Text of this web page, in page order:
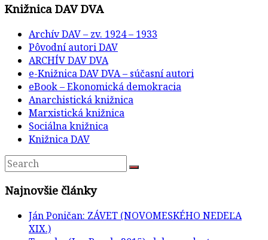
Knižnica DAV DVA
Archív DAV – zv. 1924 – 1933
Pôvodní autori DAV
ARCHÍV DAV DVA
e-Knižnica DAV DVA – súčasní autori
eBook – Ekonomická demokracia
Anarchistická knižnica
Marxistická knižnica
Sociálna knižnica
Knižnica DAV
Najnovšie články
Ján Poničan: ZÁVET (NOVOMESKÉHO NEDEĽA
XIX.)